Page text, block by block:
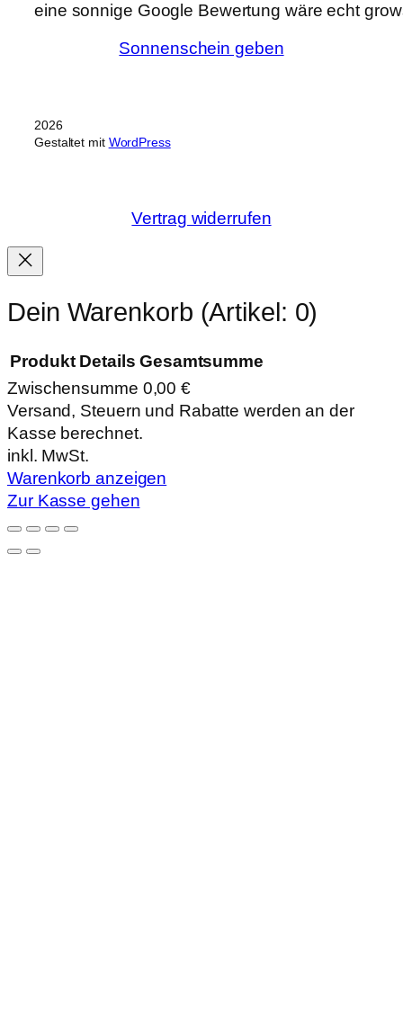
eine sonnige Google Bewertung wäre echt
Sonnenschein geben
2026
Gestaltet mit WordPress
Vertrag widerrufen
Dein Warenkorb (Artikel: 0)
Produkte
im
Warenkorb
Produkt Details Gesamtsumme
Zwischensumme 0,00 €
Versand, Steuern und Rabatte werden an der
Kasse berechnet.
inkl. MwSt.
Warenkorb anzeigen
Zur Kasse gehen